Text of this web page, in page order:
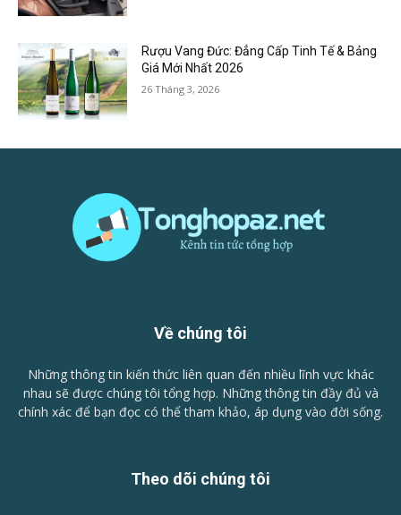
Rượu Vang Đức: Đẳng Cấp Tinh Tế & Bảng
Giá Mới Nhất 2026
26 Tháng 3, 2026
Về chúng tôi
Những thông tin kiến thức liên quan đến nhiều lĩnh vực khác
nhau sẽ được chúng tôi tổng hợp. Những thông tin đầy đủ và
chính xác để bạn đọc có thể tham khảo, áp dụng vào đời sống.
Theo dõi chúng tôi